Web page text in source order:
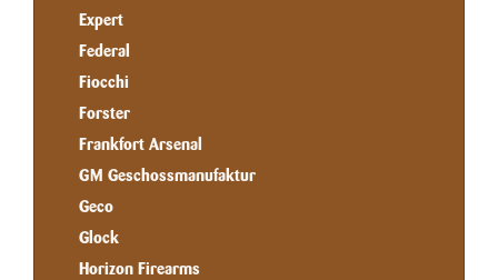
Expert
Federal
Fiocchi
Forster
Frankfort Arsenal
GM Geschossmanufaktur
Geco
Glock
Horizon Firearms